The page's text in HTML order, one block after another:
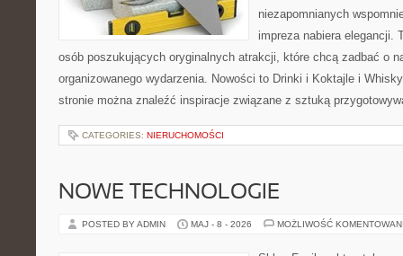
niezapomnianych
impreza nabiera elegancji.
osób poszukujących oryginalnych atrakcji, które chcą zadbać o
organizowanego wydarzenia. Nowości to Drinki i Koktajle i
stronie można znaleźć inspiracje związane z sztuką
CATEGORIES: NIERUCHOMOŚCI
NOWE TECHNOLOGIE
POSTED BY ADMIN MAJ - 8 - 2026 MOŻLIWOŚĆ